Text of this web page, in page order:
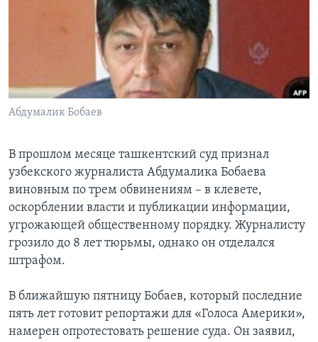
Learning English
Абдумалик Бобаев
В прошлом месяце ташкентский суд признал
узбекского журналиста Абдумалика Бобаева
виновным по трем обвинениям – в клевете,
оскорблении власти и публикации информации,
угрожающей общественному порядку. Журналисту
грозило до 8 лет тюрьмы, однако он отделался
штрафом.
В ближайшую пятницу Бобаев, который последние
пять лет готовит репортажи для «Голоса Америки»,
намерен опротестовать решение суда. Он заявил,